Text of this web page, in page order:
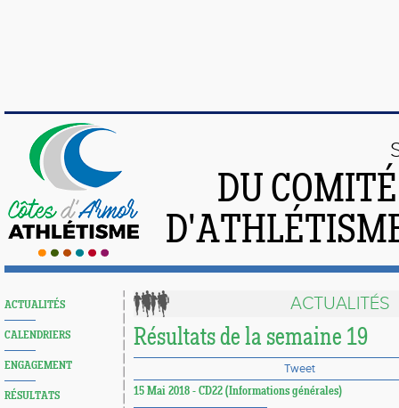
DU
ACTUALITÉS
CALENDRIERS
ENGAGEMENT
RÉSULTATS
ACTUALITÉS
Résultats de la semaine 19
Tweet
15 Mai 2018 - CD22 (Informations générales)